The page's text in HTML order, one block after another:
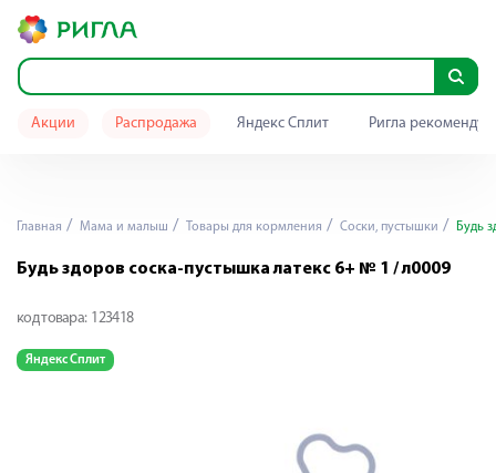
Акции Распродажа Яндекс Сплит Ригла
Главная Мама и малыш Товары для кормления Cоски, пустышки Будь
Будь здоров соска-пустышка латекс 6+ № 1 / л0009
код товара: 123418
Яндекс Сплит